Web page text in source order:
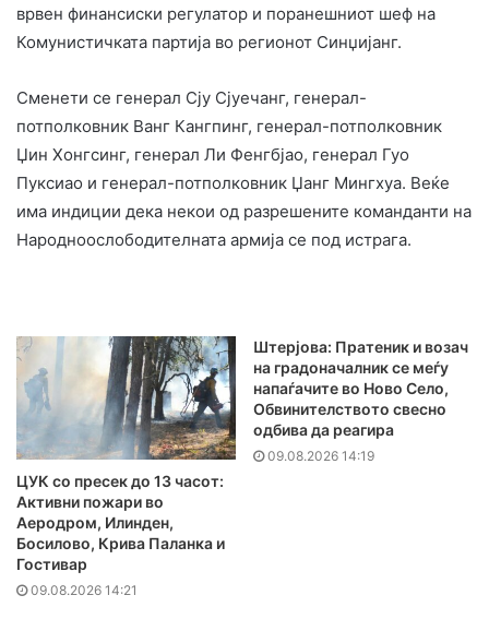
врвен финансиски регулатор и поранешниот шеф на
Комунистичката партија во регионот Синџијанг.
Сменети се генерал Сју Сјуечанг, генерал-
потполковник Ванг Кангпинг, генерал-потполковник
Џин Хонгсинг, генерал Ли Фенгбјао, генерал Гуо
Пуксиао и генерал-потполковник Џанг Мингхуа. Веќе
има индиции дека некои од разрешените команданти на
Народноослободителната армија се под истрага.
ЦУК со пресек до 13 часот:
Активни пожари во
Аеродром, Илинден,
Босилово, Крива Паланка и
Гостивар
09.08.2026 14:21
Штерјова: Пратеник и возач
на градоначалник се меѓу
напаѓачите во Ново Село,
Обвинителството свесно
одбива да реагира
09.08.2026 14:19